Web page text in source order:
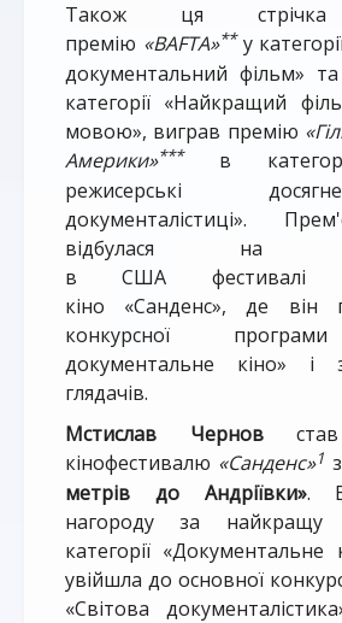
Також ця стрічка
премію «BAFTA»** у
документальний фільм»
категорії «Найкращий
мовою», виграв премію
Америки»***в
режисерські
документалістиці».
відбулася на
в США фестивалі
кіно «Санденс», де він
конкурсної
документальне кіно» і
глядачів.
Мстислав Черновстав
кінофестивалю «Санденс»1
метрів до Андріївки».
нагороду за найкращу
категорії «Документальне
увійшла до основної
«Світова